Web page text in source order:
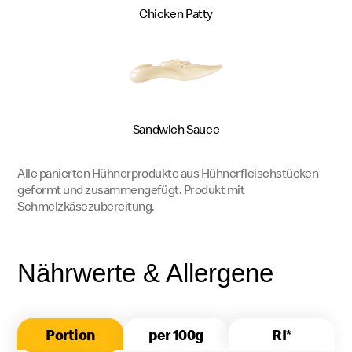
Chicken Patty
Sandwich Sauce
Alle panierten Hühnerprodukte aus Hühnerfleischstücken
geformt und zusammengefügt. Produkt mit
Schmelzkäsezubereitung.
Nährwerte & Allergene
Portion per 100g RI*